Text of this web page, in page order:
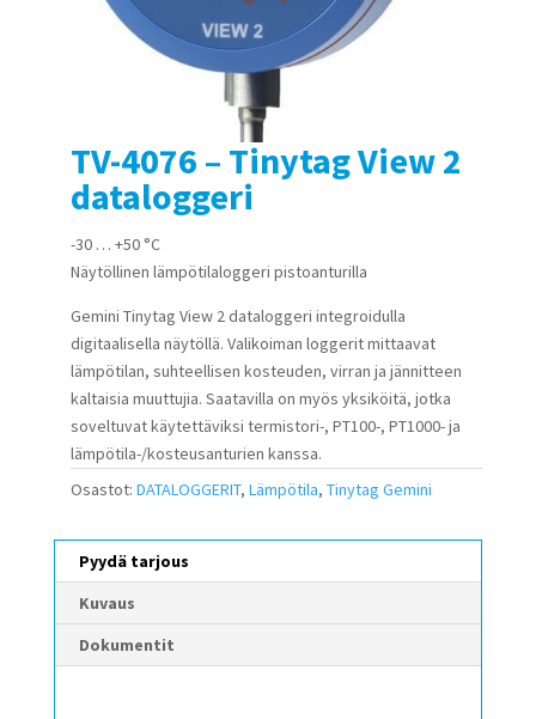
TV-4076 – Tinytag View 2
dataloggeri
-30 … +50 °C
Näytöllinen lämpötilaloggeri pistoanturilla
Gemini Tinytag View 2 dataloggeri integroidulla
digitaalisella näytöllä. Valikoiman loggerit mittaavat
lämpötilan, suhteellisen kosteuden, virran ja jännitteen
kaltaisia muuttujia. Saatavilla on myös yksiköitä, jotka
soveltuvat käytettäviksi termistori-, PT100-, PT1000- ja
lämpötila-/kosteusanturien kanssa.
Osastot: DATALOGGERIT, Lämpötila, Tinytag Gemini
Pyydä tarjous
Kuvaus
Dokumentit